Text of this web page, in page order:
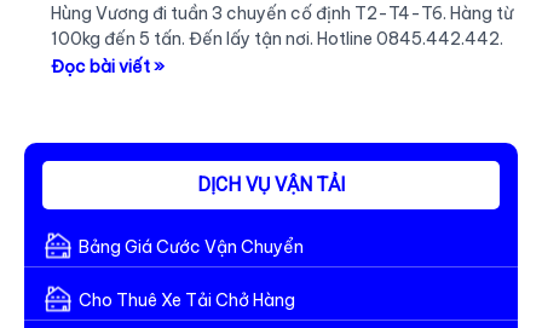
Hùng Vương đi tuần 3 chuyến cố định T2-T4-T6. Hàng từ
100kg đến 5 tấn. Đến lấy tận nơi. Hotline 0845.442.442.
Ghép
Gòn
Đà
Nẵng
–
Tiết
Kiệm
Đọc bài viết »
DỊCH VỤ VẬN TẢI
Bảng Giá Cước Vận Chuyển
Cho Thuê Xe Tải Chở Hàng